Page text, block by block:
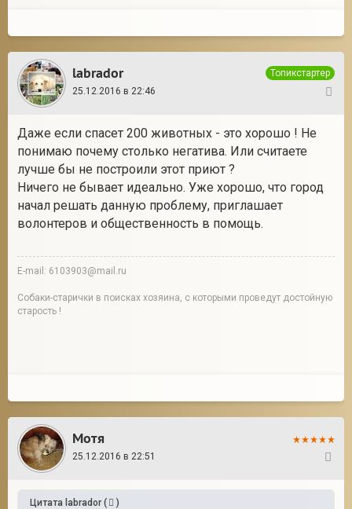
labrador
Топикстартер
25.12.2016 в 22:46
Даже если спасет 200 животных - это хорошо ! Не
понимаю почему столько негатива. Или считаете
лучше бы не построили этот приют ?
Ничего не бывает идеально. Уже хорошо, что город
начал решать данную проблему, приглашает
волонтеров и общественность в помощь.
E-mail: 6103903@mail.ru
Собаки-старички в поисках хозяина, с которыми проведут достойную
старость !
Мотя
25.12.2016 в 22:51
Цитата labrador ( )